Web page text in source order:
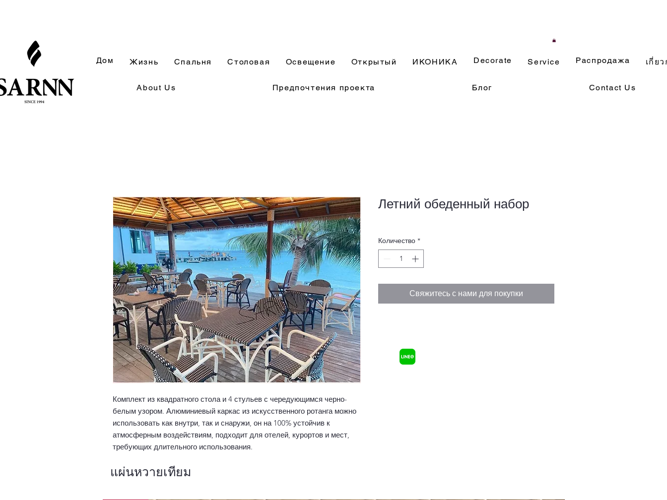
Дом Жизнь Спальня Столовая Освещение Открытый ИКОНИКА Decorate Service Распродажа เกี่ย
About Us Предпочтения проекта Блог Contact Us
Комплект из квадратного стола и 4 стульев с чередующимся черно-
белым узором. Алюминиевый каркас из искусственного ротанга можно
использовать как внутри, так и снаружи, он на 100% устойчив к
атмосферным воздействиям, подходит для отелей, курортов и мест,
требующих длительного использования.
Летний обеденный набор
Количество *
Свяжитесь с нами для покупки
แผ่นหวายเทียม